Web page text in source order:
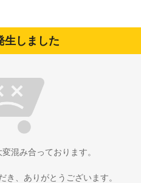
生しました
混み合っております。
き、ありがとうございます。